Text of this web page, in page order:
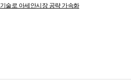
술로 아세안시장 공략 가속화